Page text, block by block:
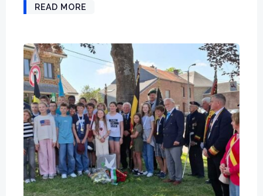
READ MORE